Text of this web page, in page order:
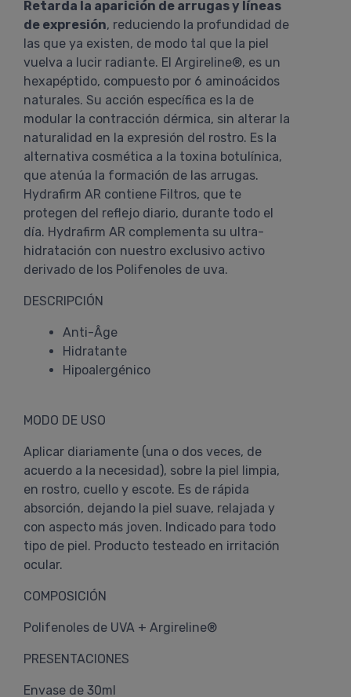
Retarda la aparición de arrugas y líneas
de expresión, reduciendo la profundidad de
las que ya existen, de modo tal que la piel
vuelva a lucir radiante. El Argireline®, es un
hexapéptido, compuesto por 6 aminoácidos
naturales. Su acción específica es la de
modular la contracción dérmica, sin alterar la
naturalidad en la expresión del rostro. Es la
alternativa cosmética a la toxina botulínica,
que atenúa la formación de las arrugas.
Hydrafirm AR contiene Filtros, que te
protegen del reflejo diario, durante todo el
día. Hydrafirm AR complementa su ultra-
hidratación con nuestro exclusivo activo
derivado de los Polifenoles de uva.
DESCRIPCIÓN
Anti-Âge
Hidratante
Hipoalergénico
MODO DE USO
Aplicar diariamente (una o dos veces, de
acuerdo a la necesidad), sobre la piel limpia,
en rostro, cuello y escote. Es de rápida
absorción, dejando la piel suave, relajada y
con aspecto más joven. Indicado para todo
tipo de piel. Producto testeado en irritación
ocular.
COMPOSICIÓN
Polifenoles de UVA + Argireline®
PRESENTACIONES
Envase de 30ml